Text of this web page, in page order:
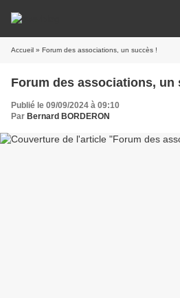
Accueil » Forum des associations, un succès !
Forum des associations, un
Publié le 09/09/2024 à 09:10
Par Bernard BORDERON